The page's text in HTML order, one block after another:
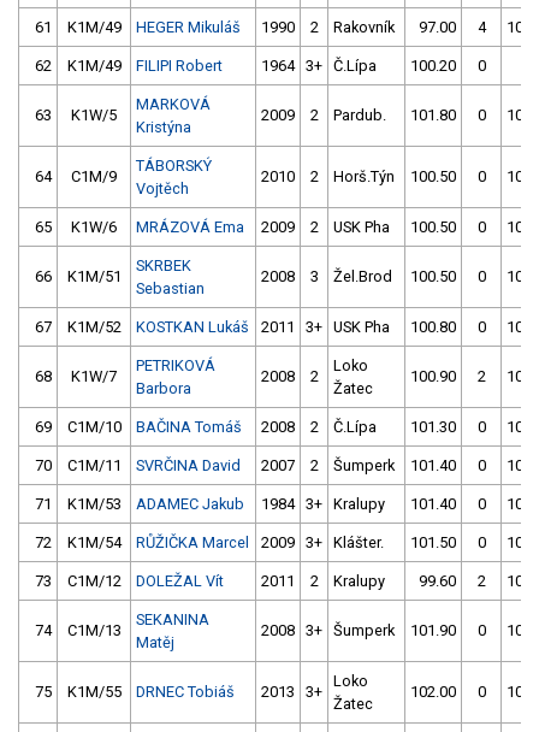
61 K1M/49 HEGER Mikuláš 1990 2 Rakovník 97.00 4
62 K1M/49 FILIPI Robert 1964 3+ Č.Lípa 100.20 0
63 K1W/5
MARKOVÁ
Kristýna
2009 2 Pardub. 101.80 0
64 C1M/9
TÁBORSKÝ
Vojtěch
2010 2 Horš.Týn 100.50 0
65 K1W/6 MRÁZOVÁ Ema 2009 2 USK Pha 100.50 0
66 K1M/51
SKRBEK
Sebastian
2008 3 Žel.Brod 100.50 0
67 K1M/52 KOSTKAN Lukáš 2011 3+ USK Pha 100.80 0
68 K1W/7
PETRIKOVÁ
Barbora
2008 2
Loko
Žatec
100.90 2
69 C1M/10 BAČINA Tomáš 2008 2 Č.Lípa 101.30 0
70 C1M/11 SVRČINA David 2007 2 Šumperk 101.40 0
71 K1M/53 ADAMEC Jakub 1984 3+ Kralupy 101.40 0
72 K1M/54 RŮŽIČKA Marcel 2009 3+ Klášter. 101.50 0
73 C1M/12 DOLEŽAL Vít 2011 2 Kralupy 99.60 2
74 C1M/13
SEKANINA
Matěj
2008 3+ Šumperk 101.90 0
75 K1M/55 DRNEC Tobiáš 2013 3+
Loko
Žatec
102.00 0